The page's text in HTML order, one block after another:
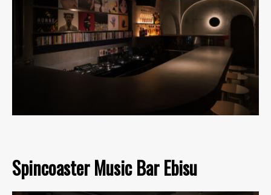
Spincoaster Music Bar Ebisu